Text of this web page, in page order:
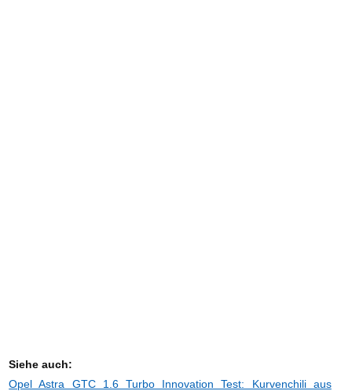
Siehe auch:
Opel Astra GTC 1.6 Turbo Innovation Test: Kurvenchili aus